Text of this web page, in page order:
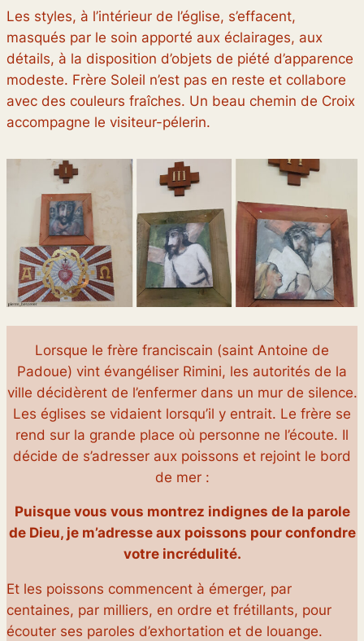
Les styles, à l’intérieur de l’église, s’effacent,
masqués par le soin apporté aux éclairages, aux
détails, à la disposition d’objets de piété d’apparence
modeste. Frère Soleil n’est pas en reste et collabore
avec des couleurs fraîches. Un beau chemin de Croix
accompagne le visiteur-pélerin.
Lorsque le frère franciscain (saint Antoine de
Padoue) vint évangéliser Rimini, les autorités de la
ville décidèrent de l’enfermer dans un mur de silence.
Les églises se vidaient lorsqu’il y entrait. Le frère se
rend sur la grande place où personne ne l’écoute. Il
décide de s’adresser aux poissons et rejoint le bord
de mer :
Puisque vous vous montrez indignes de la parole
de Dieu, je m’adresse aux poissons pour confondre
votre incrédulité.
Et les poissons commencent à émerger, par
centaines, par milliers, en ordre et frétillants, pour
écouter ses paroles d’exhortation et de louange.